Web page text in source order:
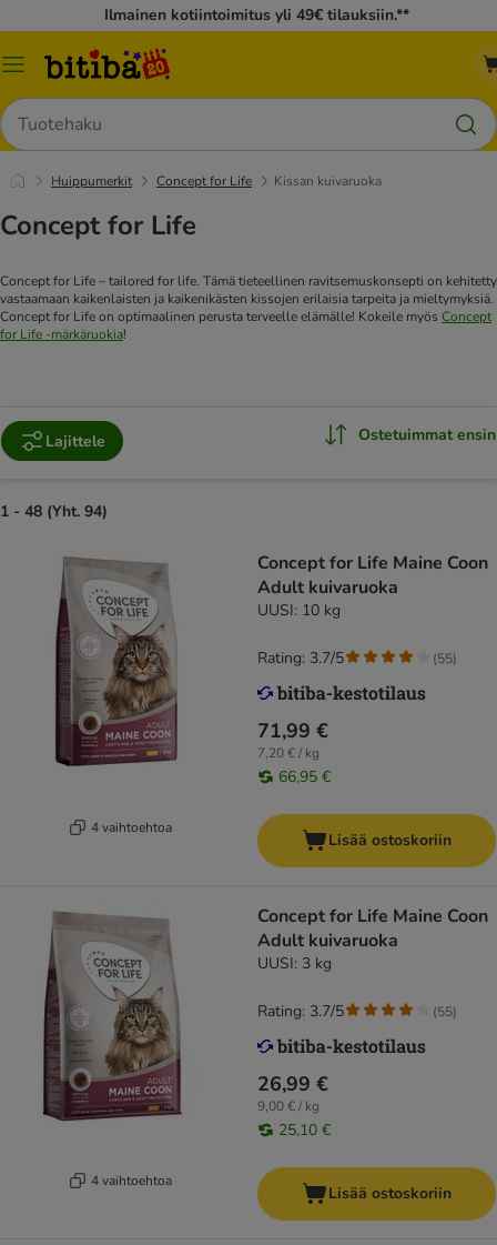
Ilmainen kotiintoimitus yli 49€ tilauksiin.**
Katalogivalikko
Hae
Huippumerkit Concept for Life Kissan kuivaruoka
Concept for Life
Concept for Life – tailored for life. Tämä tieteellinen ravitsemuskonsepti on kehitetty
vastaamaan kaikenlaisten ja kaikenikästen kissojen erilaisia tarpeita ja mieltymyksiä.
Concept for Life on optimaalinen perusta terveelle elämälle! Kokeile myös Concept
for Life -märkäruokia!
Lajittele Ostetuimmat ensin
1 - 48 (Yht. 94)
4 vaihtoehtoa
Concept for Life Maine Coon
Adult kuivaruoka
UUSI: 10 kg
71,99 €
7,20 € / kg
66,95 €
Rating: 3.7/5 (55)
Lisää ostoskoriin
4 vaihtoehtoa
Concept for Life Maine Coon
Adult kuivaruoka
UUSI: 3 kg
26,99 €
9,00 € / kg
25,10 €
Rating: 3.7/5 (55)
Lisää ostoskoriin